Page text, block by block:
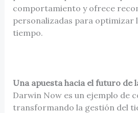
comportamiento y ofrece
personalizadas para optimizar
tiempo.
Una apuesta hacia el futuro de
Darwin Now es un ejemplo de
transformando la gestión del